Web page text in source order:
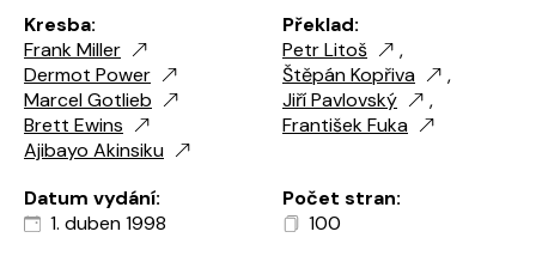
Kresba:
Frank Miller
Dermot Power
Marcel Gotlieb
Brett Ewins
Ajibayo Akinsiku
Překlad:
Petr Litoš
,
Štěpán Kopřiva
,
Jiří Pavlovský
,
František Fuka
Datum vydání:
1. duben 1998
Počet stran:
100